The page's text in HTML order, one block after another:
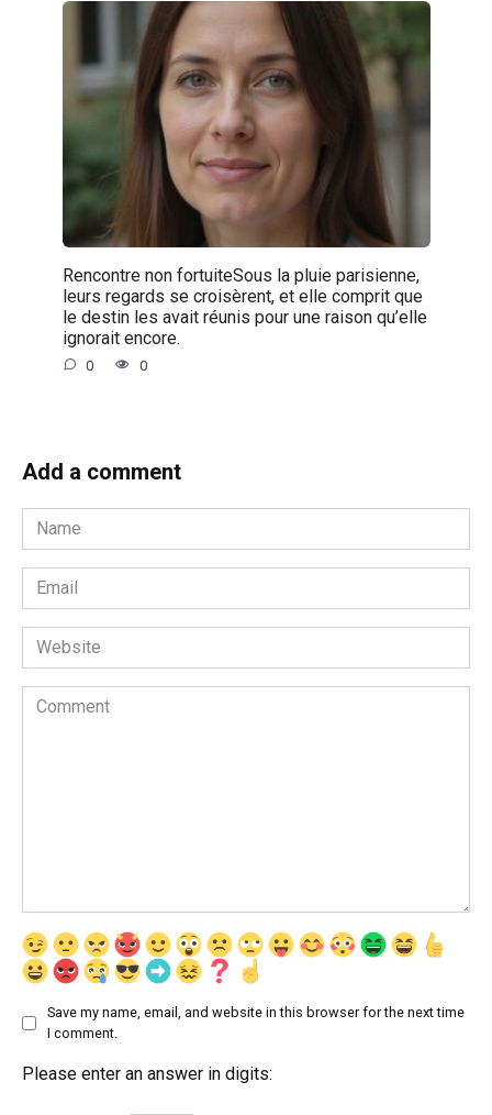
Rencontre non fortuiteSous la pluie parisienne,
leurs regards se croisèrent, et elle comprit que
le destin les avait réunis pour une raison qu’elle
ignorait encore.
0 0
Add a comment
Name
*
Email
*
Website
Comment
Save my name, email, and website in this browser for the next time
I comment.
Please enter an answer in digits: